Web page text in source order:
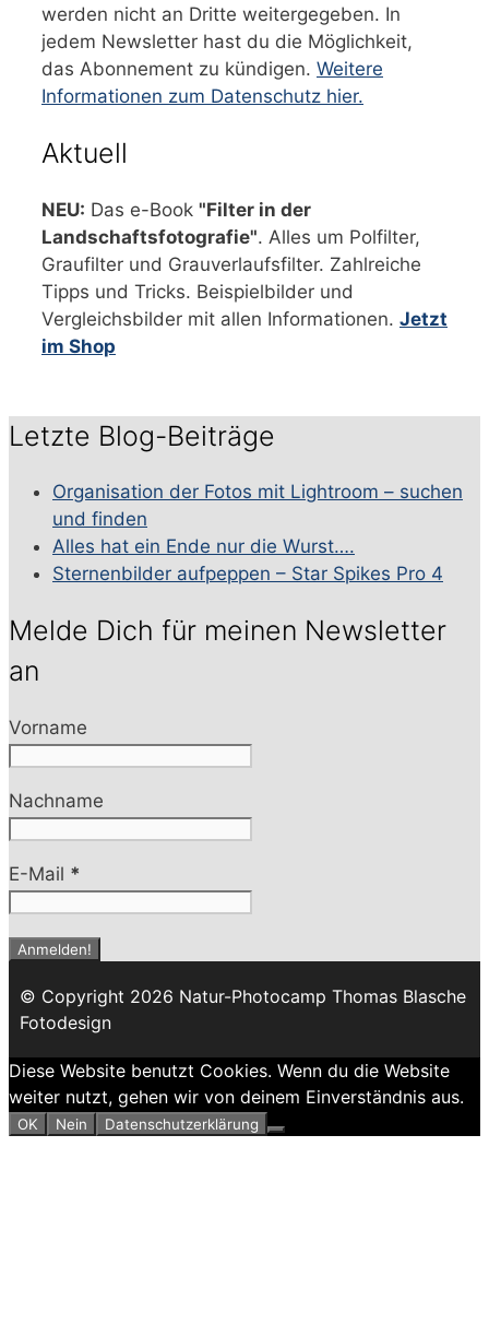
werden nicht an Dritte weitergegeben. In
jedem Newsletter hast du die Möglichkeit,
das Abonnement zu kündigen. Weitere
Informationen zum Datenschutz hier.
Aktuell
NEU: Das e-Book "Filter in der
Landschaftsfotografie". Alles um Polfilter,
Graufilter und Grauverlaufsfilter. Zahlreiche
Tipps und Tricks. Beispielbilder und
Vergleichsbilder mit allen Informationen. Jetzt
im Shop
Letzte Blog-Beiträge
Organisation der Fotos mit Lightroom – suchen
und finden
Alles hat ein Ende nur die Wurst….
Sternenbilder aufpeppen – Star Spikes Pro 4
Melde Dich für meinen Newsletter
an
Vorname
Nachname
E-Mail *
© Copyright 2026 Natur-Photocamp Thomas Blasche
Fotodesign
Diese Website benutzt Cookies. Wenn du die Website
weiter nutzt, gehen wir von deinem Einverständnis aus.
OK Nein Datenschutzerklärung